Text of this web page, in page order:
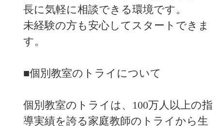
長に気軽に相談できる環境です。
未経験の方も安心してスタートできま
す。
■個別教室のトライについて
個別教室のトライは、100万人以上の指
導実績を誇る家庭教師のトライから生